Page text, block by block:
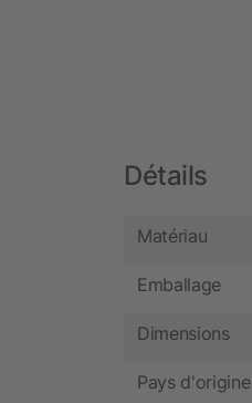
Détails
Matériau
Emballage
Dimensions
Pays d'origine